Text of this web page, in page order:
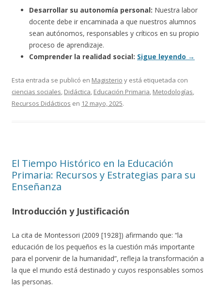
Desarrollar su autonomía personal: Nuestra labor
docente debe ir encaminada a que nuestros alumnos
sean autónomos, responsables y críticos en su propio
proceso de aprendizaje.
Comprender la realidad social: Sigue leyendo →
Esta entrada se publicó en Magisterio y está etiquetada con
ciencias sociales, Didáctica, Educación Primaria, Metodologías,
Recursos Didácticos en 12 mayo, 2025.
El Tiempo Histórico en la Educación
Primaria: Recursos y Estrategias para su
Enseñanza
Introducción y Justificación
La cita de Montessori (2009 [1928]) afirmando que: “la
educación de los pequeños es la cuestión más importante
para el porvenir de la humanidad”, refleja la transformación a
la que el mundo está destinado y cuyos responsables somos
las personas.